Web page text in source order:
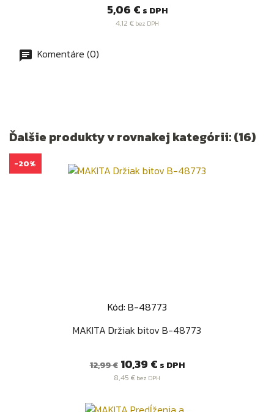
Cena
5,06 € s DPH
4,12 €bez DPH
Komentáre (0)
Ďalšie produkty v rovnakej kategórii: (16)
Kód: B-48773
MAKITA Držiak bitov B-48773
Bežná
cena
12,99 € Cena
10,39 € s DPH
8,45 € bez DPH
-20%